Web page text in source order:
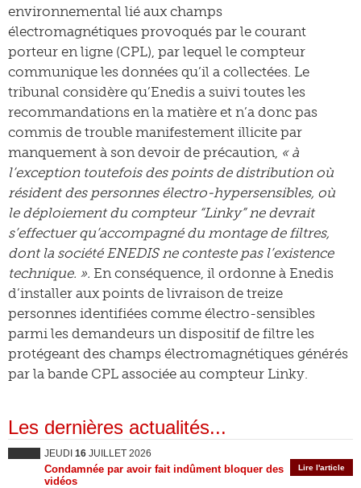
environnemental lié aux champs
électromagnétiques provoqués par le courant
porteur en ligne (CPL), par lequel le compteur
communique les données qu’il a collectées. Le
tribunal considère qu’Enedis a suivi toutes les
recommandations en la matière et n’a donc pas
commis de trouble manifestement illicite par
manquement à son devoir de précaution, « à
l’exception toutefois des points de distribution où
résident des personnes électro-hypersensibles, où
le déploiement du compteur “Linky” ne devrait
s’effectuer qu’accompagné du montage de filtres,
dont la société ENEDIS ne conteste pas l’existence
technique. ». En conséquence, il ordonne à Enedis
d’installer aux points de livraison de treize
personnes identifiées comme électro-sensibles
parmi les demandeurs un dispositif de filtre les
protégeant des champs électromagnétiques générés
par la bande CPL associée au compteur Linky.
Les dernières actualités...
JEUDI 16 JUILLET 2026
Lire l'article
Condamnée par avoir fait indûment bloquer des
vidéos